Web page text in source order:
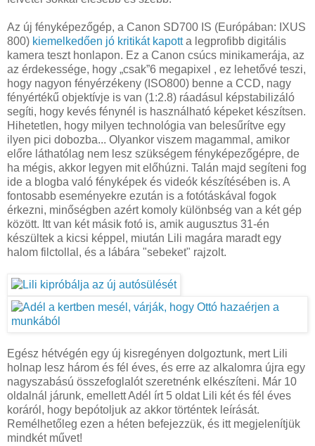
Az új fényképezőgép, a Canon SD700 IS (Európában: IXUS
800) kiemelkedően jó kritikát kapotta legprofibb digitális
kamera teszt honlapon. Ez a Canon csúcs minikamerája, az
az érdekessége, hogy „csak”6 megapixel , ez lehetővé teszi,
hogy nagyon fényérzékeny (ISO800) benne a CCD, nagy
fényértékű objektívje is van (1:2.8) ráadásul képstabilizáló
segíti, hogy kevés fénynél is használható képeket készítsen.
Hihetetlen, hogy milyen technológia van belesűrítve egy
ilyen pici dobozba... Olyankor viszem magammal, amikor
előre láthatólag nem lesz szükségem fényképezőgépre, de
ha mégis, akkor legyen mit előhúzni. Talán majd segíteni fog
ide a blogba való fényképek és videók készítésében is. A
fontosabb eseményekre ezután is a fotótáskával fogok
érkezni, minőségben azért komoly különbség van a két gép
között. Itt van két másik fotó is, amik augusztus 31-én
készültek a kicsi képpel, miután Lili magára maradt egy
halom filctollal, és a lábára "sebeket" rajzolt.
Egész hétvégén egy új kisregényen dolgoztunk, mert Lili
holnap lesz három és fél éves, és erre az alkalomra újra egy
nagyszabású összefoglalót szeretnénk elkészíteni. Már 10
oldalnál járunk, emellett Adél írt 5 oldat Lili két és fél éves
koráról, hogy bepótoljuk az akkor történtek leírását.
Remélhetőleg ezen a héten befejezzük, és itt megjelenítjük
mindkét művet!